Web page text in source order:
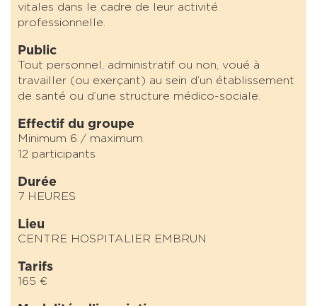
vitales dans le cadre de leur activité
professionnelle.
Public
Tout personnel, administratif ou non, voué à
travailler (ou exerçant) au sein d’un établissement
de santé ou d’une structure médico-sociale.
Effectif du groupe
Minimum 6 / maximum
12 participants
Durée
7 HEURES
Lieu
CENTRE HOSPITALIER EMBRUN
Tarifs
165 €